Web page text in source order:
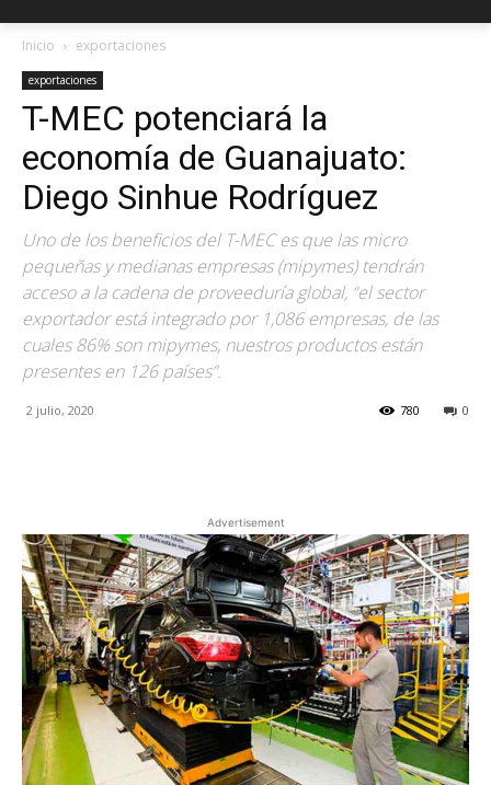
Inicio exportaciones
exportaciones
T-MEC potenciará la
economía de Guanajuato:
Diego Sinhue Rodríguez
Uno de los beneficios del T-MEC es que las micro
pequeñas y medianas empresas (mipymes) tendrán
acceso a la cadena de proveeduría global, “el sector
exportador está integrado por 1,086 empresas, de las
cuales 86% son mipymes, nuestros productos están
presentes en 126 países”.
2 julio, 2020 0
780
Advertisement